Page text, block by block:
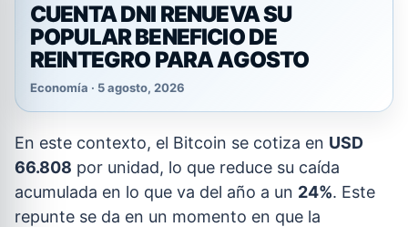
CUENTA DNI RENUEVA SU
POPULAR BENEFICIO DE
REINTEGRO PARA AGOSTO
Economía · 5 agosto, 2026
En este contexto, el Bitcoin se cotiza en USD
66.808 por unidad, lo que reduce su caída
acumulada en lo que va del año a un 24%. Este
repunte se da en un momento en que la